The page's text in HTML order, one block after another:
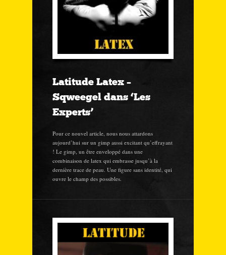
Latitude Latex –
Sqweegel dans ‘Les
Experts’
Pour ce nouvel article, nous nous attardons
aujourd’hui sur un gimp aussi excitant qu’effrayant
! Le gimp, un être enveloppé dans une
combinaison de latex qui embrasse jusqu’à la
dernière trace de peau. Une figure sans identité, qui
ouvre le champ des possibles.